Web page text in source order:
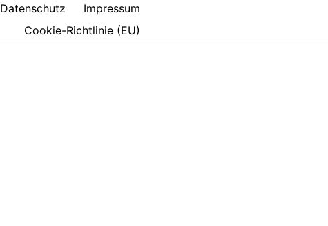
Datenschutz
Impressum
Cookie-Richtlinie (EU)